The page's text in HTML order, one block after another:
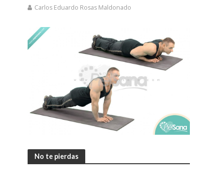
Carlos Eduardo Rosas Maldonado
No te pierdas